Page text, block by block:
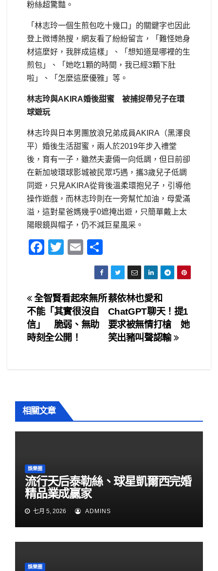
粉絲超驚豔。
「林志玲一個生煎包吃十幾口」的關鍵字也因此
登上微博熱搜，網友看了紛紛留言，「難怪她身
材這麼好，我胖成這樣」、「想知道是哪裡的生
煎包」、「她吃1顆的時間，我已經3顆下肚
啦」、「怎麼這麼優雅」等。
林志玲與AKIRA婚後甜蜜 被捕捉帶兒子在環
球遊玩
林志玲與日本男團放浪兄弟成員AKIRA（黑澤良
平）婚後生活甜蜜，兩人於2019年步入禮堂
後，育有一子，雖然夫妻倆一向低調，但日前卻
在新加坡環球影城被民眾巧遇，攜3歲兒子低調
同遊，只見AKIRA從背後溫柔環抱兒子，引導他
操作遊戲，而林志玲則在一旁幫忙加油，母愛滿
溢，這對星爸媽幾乎0遮掩出遊，只簡單戴上太
陽眼鏡與帽子，仍不減巨星風采。
F
e
b
o
T
er
E
m
ail
h
ar
e
文
章
導
蔡依林也愛和
ChatGPT聊天！提1
要求被無情打槍 她
笑出豬叫聲認輸
全智賢看起來無所
不能「其實很沒自
信」 脆弱、無助
時刻全公開！
相關文章
娛樂圈
流行天后泰勒絲、球星凱爾西完婚
精品業成贏家
七月 5, 2026 ADMINS
娛樂圈